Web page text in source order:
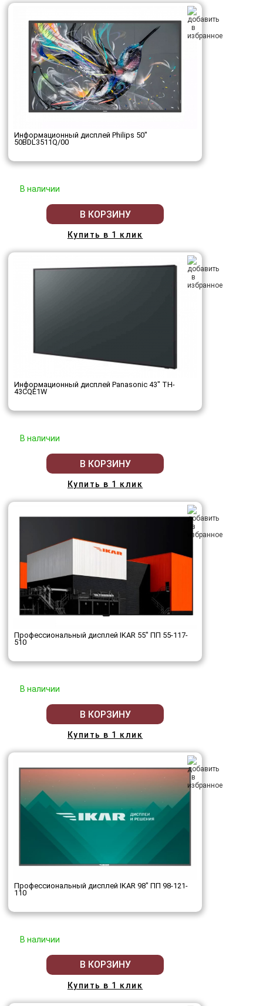
Информационный дисплей Philips 50"
50BDL3511Q/00
В наличии
В КОРЗИНУ
Купить в 1 клик
Информационный дисплей Panasonic 43" TH-
43CQE1W
В наличии
В КОРЗИНУ
Купить в 1 клик
Профессиональный дисплей IKAR 55" ПП 55-117-
510
В наличии
В КОРЗИНУ
Купить в 1 клик
Профессиональный дисплей IKAR 98" ПП 98-121-
110
В наличии
В КОРЗИНУ
Купить в 1 клик